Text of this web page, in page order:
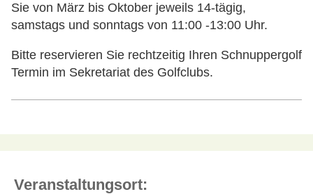
Sie von März bis Oktober jeweils 14-tägig,
samstags und sonntags von 11:00 -13:00 Uhr.
Bitte reservieren Sie rechtzeitig Ihren Schnuppergolf
Termin im Sekretariat des Golfclubs.
Veranstaltungsort: